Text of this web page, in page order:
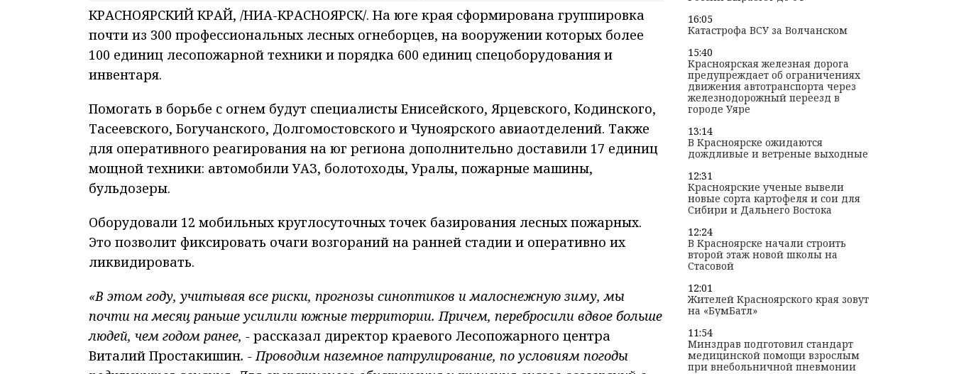
КРАСНОЯРСКИЙ КРАЙ, /НИА-КРАСНОЯРСК/. На юге края сформирована группировка
почти из 300 профессиональных лесных огнеборцев, на вооружении которых более
100 единиц лесопожарной техники и порядка 600 единиц спецоборудования и
инвентаря.
Помогать в борьбе с огнем будут специалисты Енисейского, Ярцевского, Кодинского,
Тасеевского, Богучанского, Долгомостовского и Чуноярского авиаотделений. Также
для оперативного реагирования на юг региона дополнительно доставили 17 единиц
мощной техники: автомобили УАЗ, болотоходы, Уралы, пожарные машины,
бульдозеры.
Оборудовали 12 мобильных круглосуточных точек базирования лесных пожарных.
Это позволит фиксировать очаги возгораний на ранней стадии и оперативно их
ликвидировать.
«В этом году, учитывая все риски, прогнозы синоптиков и малоснежную зиму, мы
почти на месяц раньше усилили южные территории. Причем, перебросили вдвое больше
людей, чем годом ранее, - рассказал директор краевого Лесопожарного центра
Виталий Простакишин. - Проводим наземное патрулирование, по условиям погоды
16:05
Катастрофа ВСУ за Волчанском
15:40
Красноярская железная дорога
предупреждает об ограничениях
движения автотранспорта через
железнодорожный переезд в
городе Уяре
13:14
В Красноярске ожидаются
дождливые и ветреные выходные
12:31
Красноярские ученые вывели
новые сорта картофеля и сои для
Сибири и Дальнего Востока
12:24
В Красноярске начали строить
второй этаж новой школы на
Стасовой
12:01
Жителей Красноярского края зовут
на «БумБатл»
11:54
Минздрав подготовил стандарт
медицинской помощи взрослым
при внебольничной пневмонии